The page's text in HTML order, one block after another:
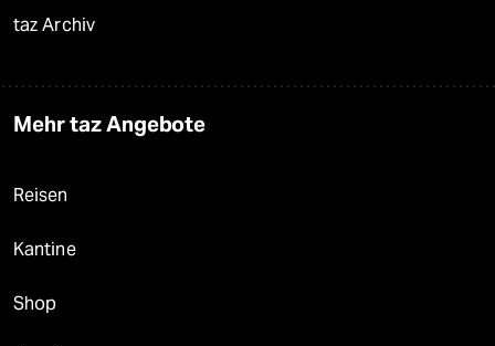
taz Archiv
Mehr taz Angebote
Reisen
Kantine
Shop